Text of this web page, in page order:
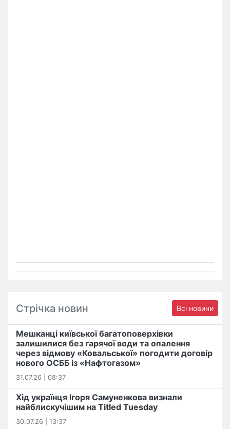
Стрічка новин Всі новини
Мешканці київської багатоповерхівки
залишилися без гарячої води та опалення
через відмову «Ковальської» погодити договір
нового ОСББ із «Нафтогазом»
31.07.26 | 08:37
Хід українця Ігоря Самуненкова визнали
найблискучішим на Titled Tuesday
30.07.26 | 13:37